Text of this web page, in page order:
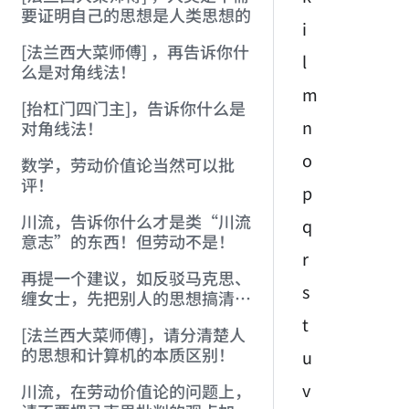
要证明自己的思想是人类思想的
[法兰西大菜师傅] ，再告诉你什
么是对角线法！
[抬杠门四门主]，告诉你什么是
对角线法！
数学，劳动价值论当然可以批
评！
川流，告诉你什么才是类“川流
意志”的东西！但劳动不是！
再提一个建议，如反驳马克思、
缠女士，先把别人的思想搞清
[法兰西大菜师傅]，请分清楚人
的思想和计算机的本质区别！
川流，在劳动价值论的问题上，
i
l
m
n
o
p
q
r
s
t
u
v